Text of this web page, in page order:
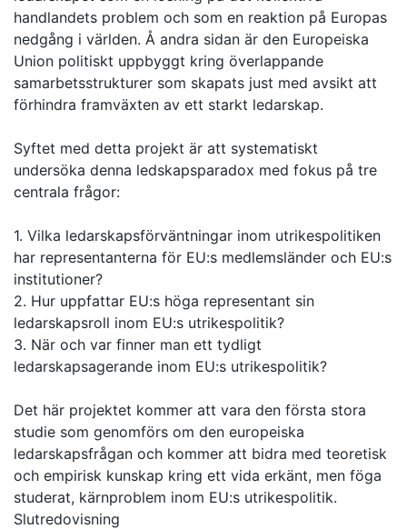
handlandets problem och som en reaktion på Europas
nedgång i världen. Å andra sidan är den Europeiska
Union politiskt uppbyggt kring överlappande
samarbetsstrukturer som skapats just med avsikt att
förhindra framväxten av ett starkt ledarskap.
Syftet med detta projekt är att systematiskt
undersöka denna ledskapsparadox med fokus på tre
centrala frågor:
1. Vilka ledarskapsförväntningar inom utrikespolitiken
har representanterna för EU:s medlemsländer och EU:s
institutioner?
2. Hur uppfattar EU:s höga representant sin
ledarskapsroll inom EU:s utrikespolitik?
3. När och var finner man ett tydligt
ledarskapsagerande inom EU:s utrikespolitik?
Det här projektet kommer att vara den första stora
studie som genomförs om den europeiska
ledarskapsfrågan och kommer att bidra med teoretisk
och empirisk kunskap kring ett vida erkänt, men föga
studerat, kärnproblem inom EU:s utrikespolitik.
Slutredovisning